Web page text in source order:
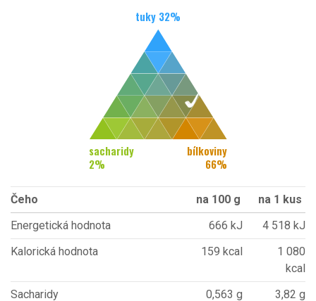
tuky 32%
sacharidy
2%
bílkoviny
66%
Čeho na 100 g
na 1 kus
Energetická hodnota
666 kJ
4 518 kJ
Kalorická hodnota
159 kcal
1 080
kcal
Sacharidy
0,563 g
3,82 g